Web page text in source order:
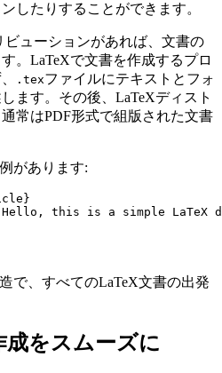
したりすることができます。
ビューションがあれば、文書の
。LaTeXで文書を作成するプロ
.texファイルにテキストとフォ
ます。その後、LaTeXディスト
常はPDF形式で組版された文書
があります:
Hello, this is a simple LaTeX
で、すべてのLaTeX文書の出発
成をスムーズに